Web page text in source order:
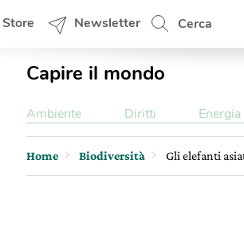
Store Newsletter Cerca
Capire il mondo
Ambiente Diritti Energia
Home Biodiversità Gli elefanti